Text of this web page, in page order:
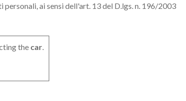
ai sensi dell'art. 13 del D.lgs. n. 196/2003
the car.